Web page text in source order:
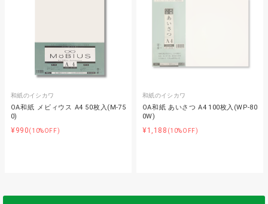
和紙のイシカワ
OA和紙 メビィウス A4 50枚入(M-75
0)
¥990(10%OFF)
和紙のイシカワ
OA和紙 あいさつ A4 100枚入(WP-80
0W)
¥1,188 (10%OFF)